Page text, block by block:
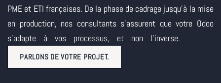
PME et ETI françaises. De la phase de cadrage jusqu'à la mise
en production, nos consultants s'assurent que votre Odoo
s'adapte à vos processus, et non l'inverse.
PARLONS DE VOTRE PROJET.